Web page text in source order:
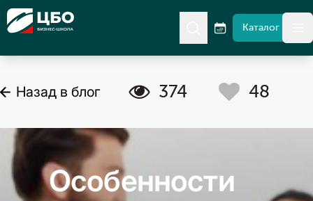
CBO
Каталог
Назад в блог A 374 C 48
Особенности